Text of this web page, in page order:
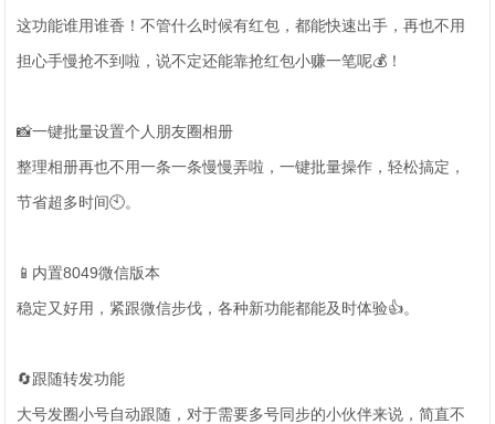
这功能谁用谁香！不管什么时候有红包，都能快速出手，再也不用
担心手慢抢不到啦，说不定还能靠抢红包小赚一笔呢💰！
📸一键批量设置个人朋友圈相册
整理相册再也不用一条一条慢慢弄啦，一键批量操作，轻松搞定，
节省超多时间🕙。
📱内置8049微信版本
稳定又好用，紧跟微信步伐，各种新功能都能及时体验👍。
🔄跟随转发功能
大号发圈小号自动跟随，对于需要多号同步的小伙伴来说，简直不